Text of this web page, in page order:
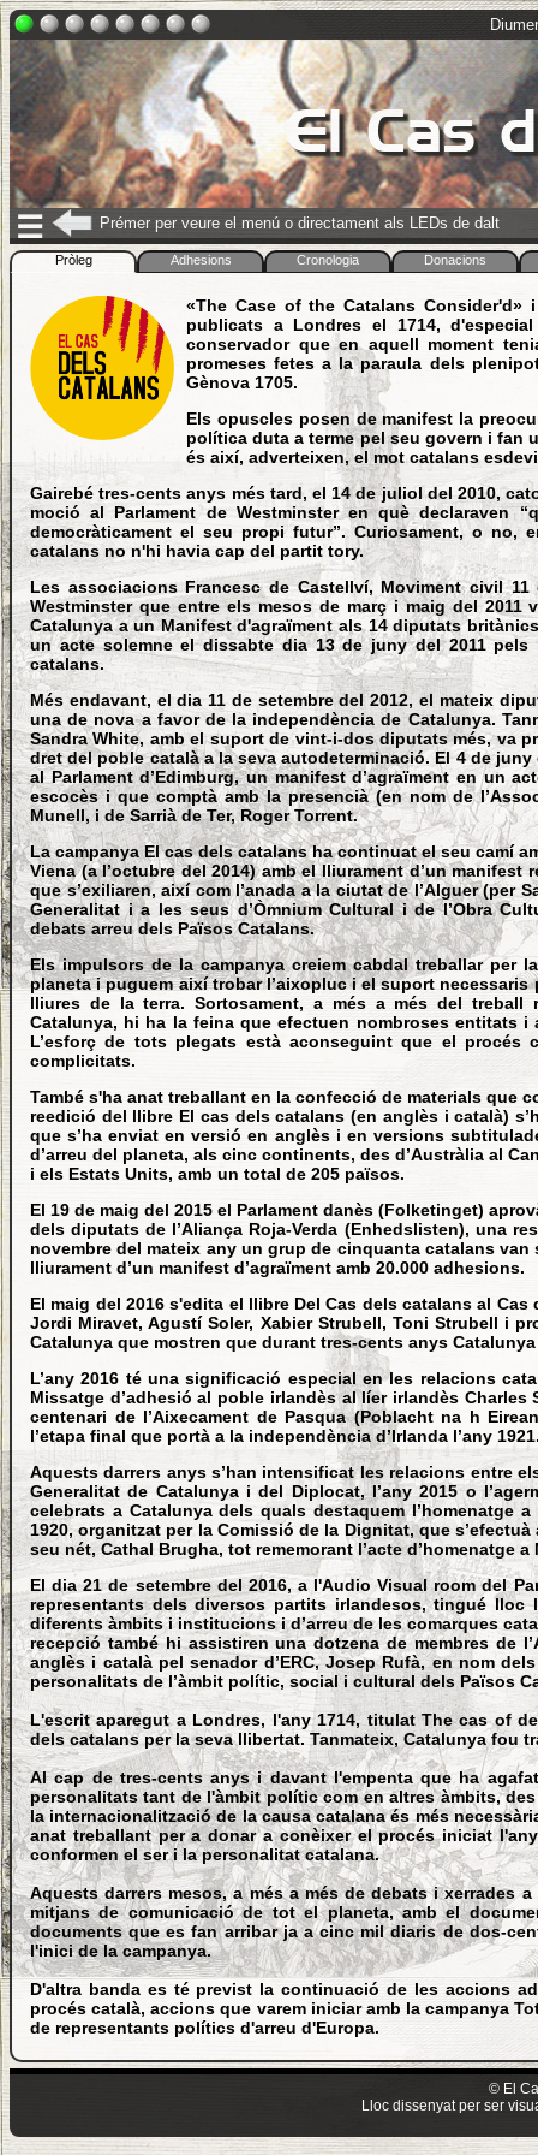
El Cas
☰ Prémer per veure el menú o directament als LEDs de dalt
Pròleg Adhesions Cronologia Donacions
«The Case of the Catalans
publicats a Londres el 1714,
conservador que en aquell moment
promeses fetes a la paraula dels
Gènova 1705.
Els opuscles posen de manifest la
política duta a terme pel seu govern i fan
és així, adverteixen, el mot catalans
Gairebé tres-cents anys més tard, el 14 de juliol del 2010,
moció al Parlament de Westminster en què declaraven
democràticament el seu propi futur”. Curiosament, o
catalans no n'hi havia cap del partit tory.
Les associacions Francesc de Castellví, Moviment civil
Westminster que entre els mesos de març i maig del
Catalunya a un Manifest d'agraïment als 14 diputats
un acte solemne el dissabte dia 13 de juny del 2011
catalans.
Més endavant, el dia 11 de setembre del 2012, el mateix
una de nova a favor de la independència de Catalunya.
Sandra White, amb el suport de vint-i-dos diputats més, va
dret del poble català a la seva autodeterminació. El 4 de
al Parlament d’Edimburg, un manifest d’agraïment en un
escocès i que comptà amb la presencià (en nom de
Munell, i de Sarrià de Ter, Roger Torrent.
La campanya El cas dels catalans ha continuat el seu camí
Viena (a l’octubre del 2014) amb el lliurament d’un
que s’exiliaren, així com l’anada a la ciutat de l’Alguer (per
Generalitat i a les seus d’Òmnium Cultural i de l’Obra
debats arreu dels Països Catalans.
Els impulsors de la campanya creiem cabdal treballar per
planeta i puguem així trobar l’aixopluc i el suport
lliures de la terra. Sortosament, a més a més del treball
Catalunya, hi ha la feina que efectuen nombroses entitats i
L’esforç de tots plegats està aconseguint que el
complicitats.
També s'ha anat treballant en la confecció de materials que
reedició del llibre El cas dels catalans (en anglès i català)
que s’ha enviat en versió en anglès i en versions
d’arreu del planeta, als cinc continents, des d’Austràlia al
i els Estats Units, amb un total de 205 països.
El 19 de maig del 2015 el Parlament danès (Folketinget)
dels diputats de l’Aliança Roja-Verda (Enhedslisten), una
novembre del mateix any un grup de cinquanta catalans
lliurament d’un manifest d’agraïment amb 20.000 adhesions.
El maig del 2016 s'edita el llibre Del Cas dels catalans al
Jordi Miravet, Agustí Soler, Xabier Strubell, Toni Strubell i
Catalunya que mostren que durant tres-cents anys
L’any 2016 té una significació especial en les relacions
Missatge d’adhesió al poble irlandès al líer irlandès
centenari de l’Aixecament de Pasqua (Poblacht na h
l’etapa final que portà a la independència d’Irlanda l’any
Aquests darrers anys s’han intensificat les relacions entre
Generalitat de Catalunya i del Diplocat, l’any 2015 o
celebrats a Catalunya dels quals destaquem l’homenatge
1920, organitzat per la Comissió de la Dignitat, que
seu nét, Cathal Brugha, tot rememorant l’acte d’homenatge
El dia 21 de setembre del 2016, a l'Audio Visual room del
representants dels diversos partits irlandesos, tingué lloc
diferents àmbits i institucions i d’arreu de les comarques
recepció també hi assistiren una dotzena de membres de
anglès i català pel senador d’ERC, Josep Rufà, en nom
personalitats de l’àmbit polític, social i cultural dels Països
L'escrit aparegut a Londres, l'any 1714, titulat The cas of
dels catalans per la seva llibertat. Tanmateix, Catalunya fou
Al cap de tres-cents anys i davant l'empenta que ha
personalitats tant de l'àmbit polític com en altres àmbits,
la internacionalització de la causa catalana és més
anat treballant per a donar a conèixer el procés iniciat
conformen el ser i la personalitat catalana.
Aquests darrers mesos, a més a més de debats i xerrades
mitjans de comunicació de tot el planeta, amb el
documents que es fan arribar ja a cinc mil diaris de dos-
l'inici de la campanya.
D'altra banda es té previst la continuació de les accions
procés català, accions que varem iniciar amb la campanya
de representants polítics d'arreu d'Europa.
© El
Lloc dissenyat per ser